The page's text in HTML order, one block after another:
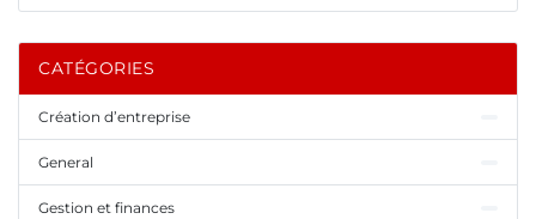
CATÉGORIES
Création d’entreprise
General
Gestion et finances